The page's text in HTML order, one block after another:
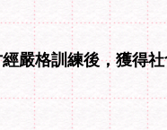
嚴格訓練後，獲得